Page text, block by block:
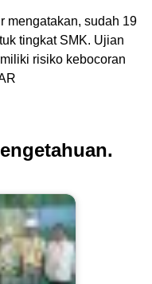
mengatakan, sudah 19
tingkat SMK. Ujian
risiko kebocoran